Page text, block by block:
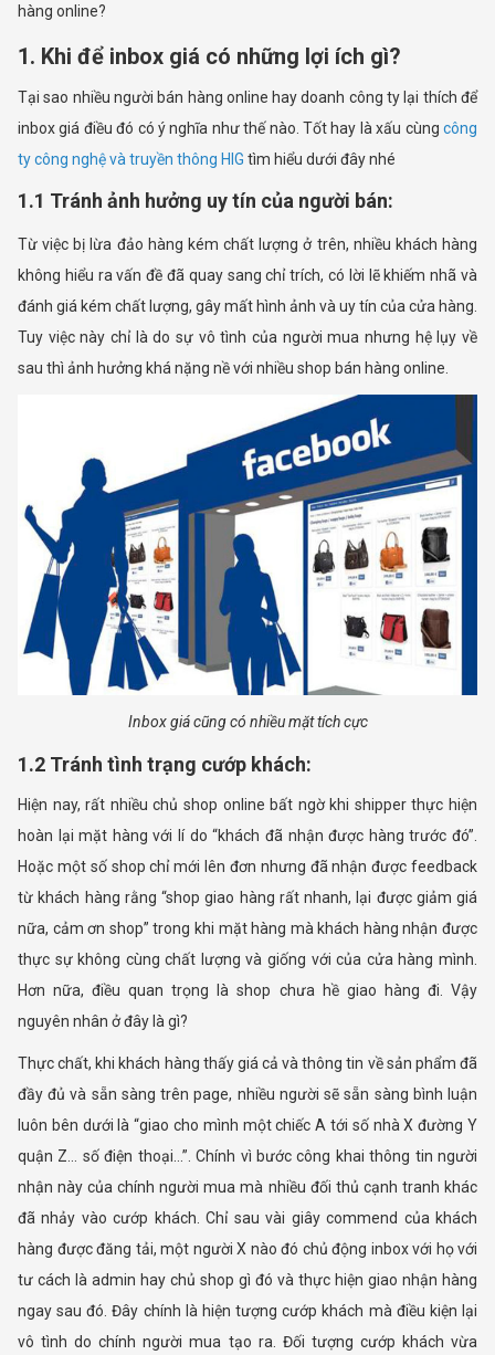
hàng online?
1. Khi để inbox giá có những lợi ích gì?
Tại sao nhiều người bán hàng online hay doanh công ty lại thích để
inbox giá điều đó có ý nghĩa như thế nào. Tốt hay là xấu cùng công
ty công nghệ và truyền thông HIG tìm hiểu dưới đây nhé
1.1 Tránh ảnh hưởng uy tín của người bán:
Từ việc bị lừa đảo hàng kém chất lượng ở trên, nhiều khách hàng
không hiểu ra vấn đề đã quay sang chỉ trích, có lời lẽ khiếm nhã và
đánh giá kém chất lượng, gây mất hình ảnh và uy tín của cửa hàng.
Tuy việc này chỉ là do sự vô tình của người mua nhưng hệ lụy về
sau thì ảnh hưởng khá nặng nề với nhiều shop bán hàng online.
Inbox giá cũng có nhiều mặt tích cực
1.2 Tránh tình trạng cướp khách:
Hiện nay, rất nhiều chủ shop online bất ngờ khi shipper thực hiện
hoàn lại mặt hàng với lí do “khách đã nhận được hàng trước đó”.
Hoặc một số shop chỉ mới lên đơn nhưng đã nhận được feedback
từ khách hàng rằng “shop giao hàng rất nhanh, lại được giảm giá
nữa, cảm ơn shop” trong khi mặt hàng mà khách hàng nhận được
thực sự không cùng chất lượng và giống với của cửa hàng mình.
Hơn nữa, điều quan trọng là shop chưa hề giao hàng đi. Vậy
nguyên nhân ở đây là gì?
Thực chất, khi khách hàng thấy giá cả và thông tin về sản phẩm đã
đầy đủ và sẵn sàng trên page, nhiều người sẽ sẵn sàng bình luận
luôn bên dưới là “giao cho mình một chiếc A tới số nhà X đường Y
quận Z… số điện thoại…”. Chính vì bước công khai thông tin người
nhận này của chính người mua mà nhiều đối thủ cạnh tranh khác
đã nhảy vào cướp khách. Chỉ sau vài giây commend của khách
hàng được đăng tải, một người X nào đó chủ động inbox với họ với
tư cách là admin hay chủ shop gì đó và thực hiện giao nhận hàng
ngay sau đó. Đây chính là hiện tượng cướp khách mà điều kiện lại
vô tình do chính người mua tạo ra. Đối tượng cướp khách vừa